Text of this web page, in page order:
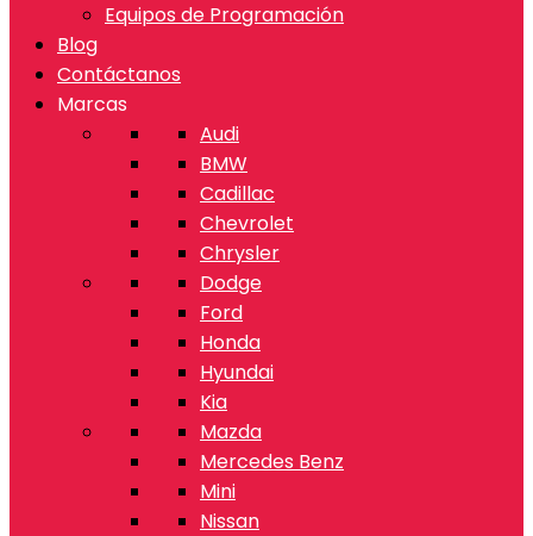
Equipos de Programación
Blog
Contáctanos
Marcas
Audi
BMW
Cadillac
Chevrolet
Chrysler
Dodge
Ford
Honda
Hyundai
Kia
Mazda
Mercedes Benz
Mini
Nissan